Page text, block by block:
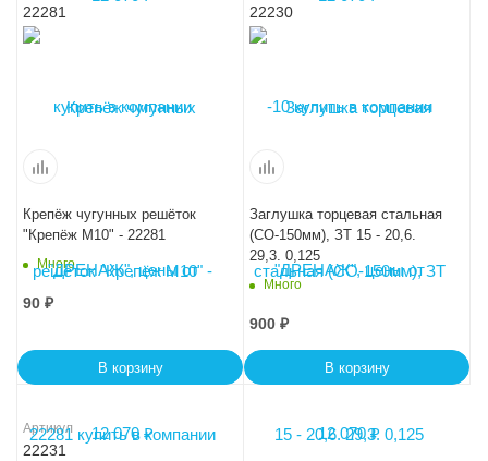
22281
Крепёж чугунных решёток
"Крепёж М10" - 22281
Много
90 ₽
В корзину
22230
Заглушка торцевая стальная
(СО-150мм), ЗТ 15 - 20,6.
29,3. 0,125
Много
900 ₽
В корзину
Артикул
22231